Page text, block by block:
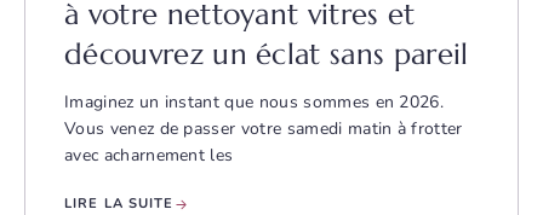
à votre nettoyant vitres et
découvrez un éclat sans pareil
Imaginez un instant que nous sommes en 2026.
Vous venez de passer votre samedi matin à frotter
avec acharnement les
LIRE LA SUITE